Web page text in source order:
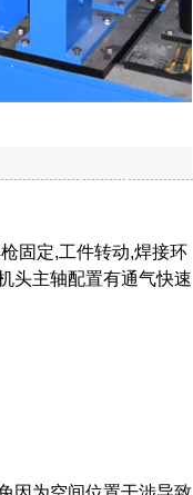
固定,工件转动,焊接环
头主轴配置有通气快速